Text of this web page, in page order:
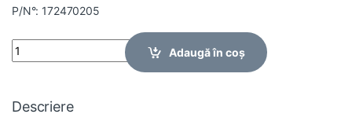
P/N°: 172470205
Quantity
Adaugă în coș
Descriere